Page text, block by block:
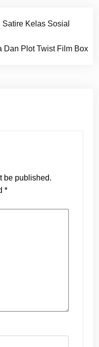
Kelas Sosial
Dan Plot Twist Film Box
be published.
*